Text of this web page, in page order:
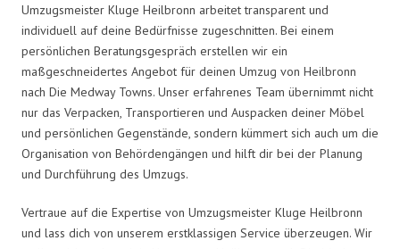
Umzugsmeister Kluge Heilbronn arbeitet transparent und
individuell auf deine Bedürfnisse zugeschnitten. Bei einem
persönlichen Beratungsgespräch erstellen wir ein
maßgeschneidertes Angebot für deinen Umzug von Heilbronn
nach Die Medway Towns. Unser erfahrenes Team übernimmt nicht
nur das Verpacken, Transportieren und Auspacken deiner Möbel
und persönlichen Gegenstände, sondern kümmert sich auch um die
Organisation von Behördengängen und hilft dir bei der Planung
und Durchführung des Umzugs.
Vertraue auf die Expertise von Umzugsmeister Kluge Heilbronn
und lass dich von unserem erstklassigen Service überzeugen. Wir